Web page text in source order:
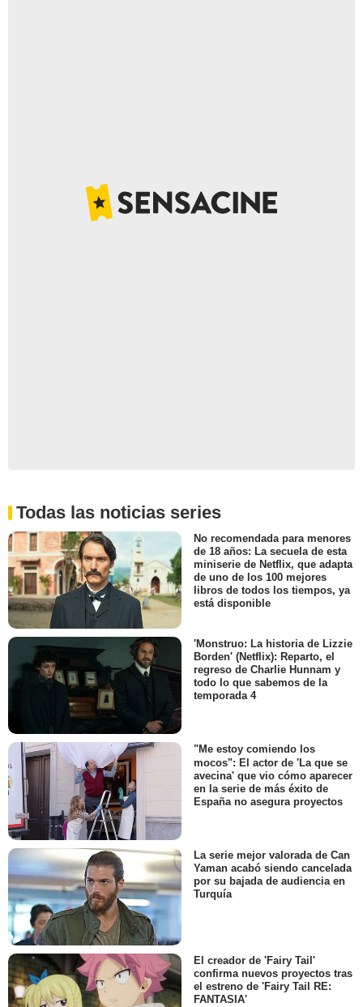
Todas las noticias series
No recomendada para menores
de 18 años: La secuela de esta
miniserie de Netflix, que adapta
de uno de los 100 mejores
libros de todos los tiempos, ya
está disponible
'Monstruo: La historia de Lizzie
Borden' (Netflix): Reparto, el
regreso de Charlie Hunnam y
todo lo que sabemos de la
temporada 4
"Me estoy comiendo los
mocos": El actor de 'La que se
avecina' que vio cómo aparecer
en la serie de más éxito de
España no asegura proyectos
La serie mejor valorada de Can
Yaman acabó siendo cancelada
por su bajada de audiencia en
Turquía
El creador de 'Fairy Tail'
confirma nuevos proyectos tras
el estreno de 'Fairy Tail RE:
FANTASIA'